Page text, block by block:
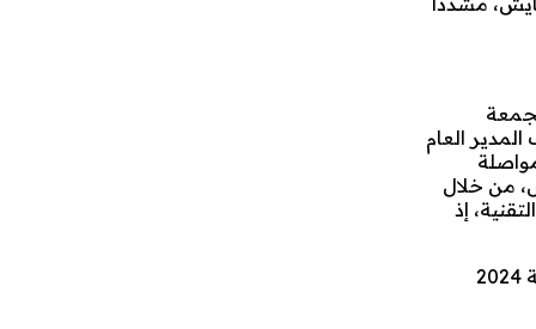
العام
من خلال
من المدن بهذه التقنية، إذ
جلالة الملك يهنئ أعضاء المنتخب الوطني المغربي النسوي لكرة القدم على المسيرة المتألقة في كأس أمم إفريقيا للسيدات نسخة 2024